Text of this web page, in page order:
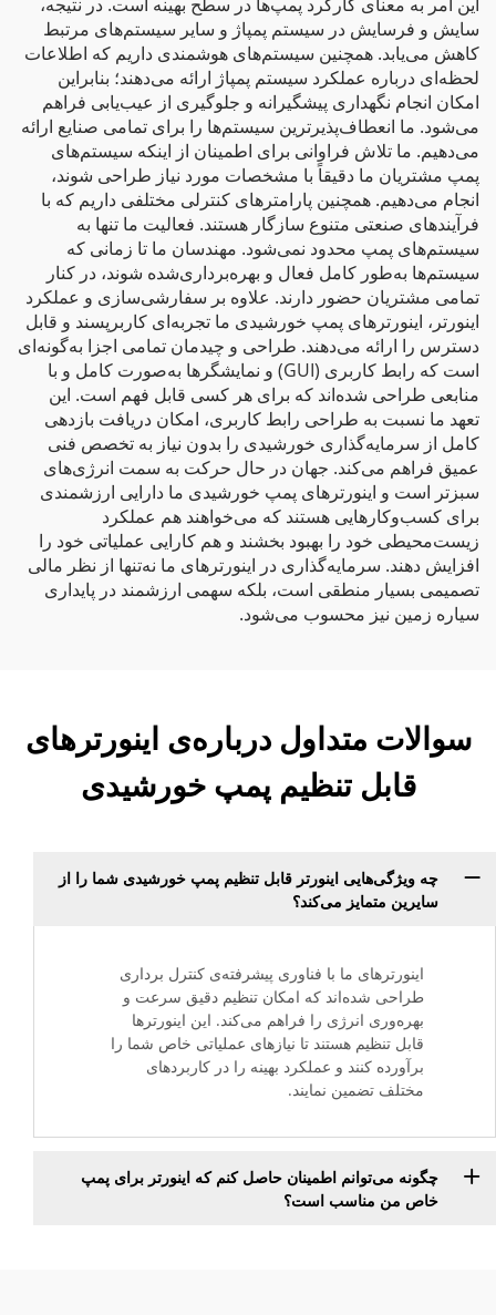
سایش و فرسایش در سیستم پمپاژ و سایر سیستم‌های مرتبط
کاهش می‌یابد. همچنین سیستم‌های هوشمندی داریم که اطلاعات
لحظه‌ای درباره عملکرد سیستم پمپاژ ارائه می‌دهند؛ بنابراین
امکان انجام نگهداری پیشگیرانه و جلوگیری از عیب‌یابی فراهم
می‌شود. ما انعطاف‌پذیرترین سیستم‌ها را برای تمامی صنایع ارائه
می‌دهیم. ما تلاش فراوانی برای اطمینان از اینکه سیستم‌های
پمپ مشتریان ما دقیقاً با مشخصات مورد نیاز طراحی شوند،
انجام می‌دهیم. همچنین پارامترهای کنترلی مختلفی داریم که با
فرآیندهای صنعتی متنوع سازگار هستند. فعالیت ما تنها به
سیستم‌های پمپ محدود نمی‌شود. مهندسان ما تا زمانی که
سیستم‌ها به‌طور کامل فعال و بهره‌برداری‌شده شوند، در کنار
تمامی مشتریان حضور دارند. علاوه بر سفارشی‌سازی و عملکرد
اینورتر، اینورترهای پمپ خورشیدی ما تجربه‌ای کاربرپسند و قابل
دسترس را ارائه می‌دهند. طراحی و چیدمان تمامی اجزا به‌گونه‌ای
است که رابط کاربری (GUI) و نمایشگرها به‌صورت کامل و با
منابعی طراحی شده‌اند که برای هر کسی قابل فهم است. این
تعهد ما نسبت به طراحی رابط کاربری، امکان دریافت بازدهی
کامل از سرمایه‌گذاری خورشیدی را بدون نیاز به تخصص فنی
عمیق فراهم می‌کند. جهان در حال حرکت به سمت انرژی‌های
سبزتر است و اینورترهای پمپ خورشیدی ما دارایی ارزشمندی
برای کسب‌وکارهایی هستند که می‌خواهند هم عملکرد
زیست‌محیطی خود را بهبود بخشند و هم کارایی عملیاتی خود را
افزایش دهند. سرمایه‌گذاری در اینورترهای ما نه‌تنها از نظر مالی
تصمیمی بسیار منطقی است، بلکه سهمی ارزشمند در پایداری
سیاره زمین نیز محسوب می‌شود.
سوالات متداول درباره‌ی اینورترهای
قابل تنظیم پمپ خورشیدی
چه ویژگی‌هایی اینورتر قابل تنظیم پمپ خورشیدی شما را از
سایرین متمایز می‌کند؟
اینورترهای ما با فناوری پیشرفته‌ی کنترل برداری
طراحی شده‌اند که امکان تنظیم دقیق سرعت و
بهره‌وری انرژی را فراهم می‌کند. این اینورترها
قابل تنظیم هستند تا نیازهای عملیاتی خاص شما را
برآورده کنند و عملکرد بهینه را در کاربردهای
مختلف تضمین نمایند.
چگونه می‌توانم اطمینان حاصل کنم که اینورتر برای پمپ
خاص من مناسب است؟